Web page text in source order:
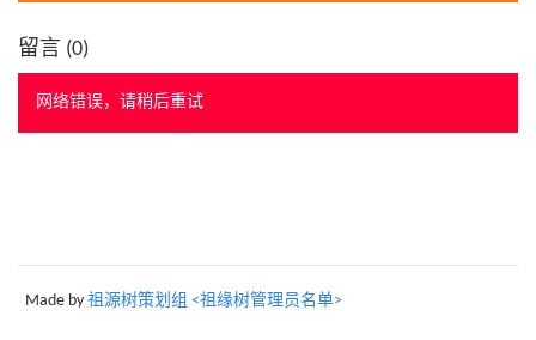
留言 (0)
网络错误，请稍后重试
Made by 祖源树策划组 <祖缘树管理员名单>